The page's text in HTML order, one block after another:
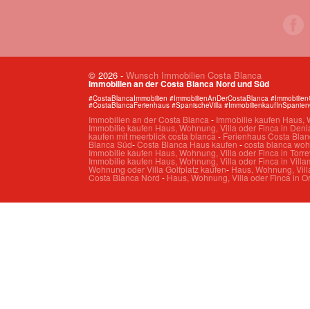
© 2026 - Wunsch Immobilien Costa Blanca
Immobilien an der Costa Blanca Nord und Süd
#CostaBlancaImmobilien #ImmobilienAnDerCostaBlanca
#CostaBlancaFerienhaus #SpanischeVilla
Immobilien an der Costa Blanca - Immobilie kaufen Haus,
Immobilie kaufen Haus, Wohnung, Villa oder Finca in
kaufen mit meerblick costa blanca- Ferienhaus Costa
Blanca Süd-Costa Blanca Haus kaufen -costa blanca
Immobilie kaufen Haus, Wohnung, Villa oder Finca in
Immobilie kaufen Haus, Wohnung, Villa oder Finca in
Wohnung oder Villa Golfplatz kaufen- Haus, Wohnung,
Costa Blanca Nord - Haus, Wohnung, Villa oder Finca in